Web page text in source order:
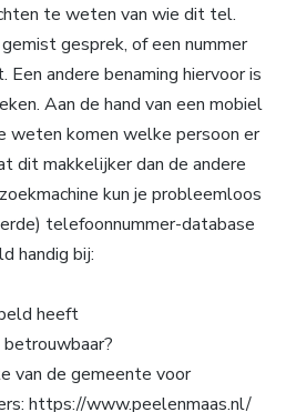
te weten van wie dit tel.
gesprek, of een nummer
andere benaming hiervoor is
Aan de hand van een mobiel
weten komen welke persoon er
dit makkelijker dan de andere
kun je probleemloos
telefoonnummer-database
handig bij:
heeft
van de gemeente voor
https://www.peelenmaas.nl/